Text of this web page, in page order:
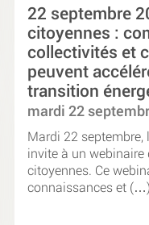
22 septembre
citoyennes :
collectivités et
peuvent
transition
mardi 22
Mardi 22 septembre,
invite à un webinaire
citoyennes. Ce
connaissances et (…)